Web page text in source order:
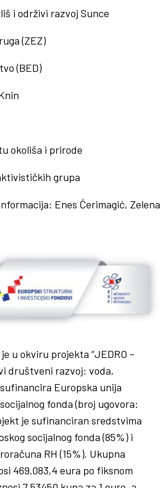
i održivi razvoj Sunce
(ZEZ)
(BED)
okoliša i prirode
grupa
Enes Ćerimagić, Zelena
u okviru projekta “JEDRO –
društveni razvoj: voda,
Europska unija
fonda (broj ugovora:
je sufinanciran sredstvima
socijalnog fonda (85%) i
RH (15%). Ukupna
469.083,4 eura po fiksnom